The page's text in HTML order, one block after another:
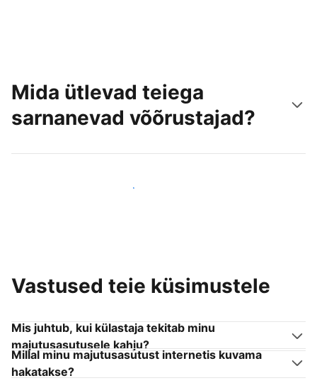
Mida ütlevad teiega
sarnanevad võõrustajad?
Liitu endaga sarnanevate võõrustajatega
Vastused teie küsimustele
Mis juhtub, kui külastaja tekitab minu
majutusasutusele kahju?
Millal minu majutusasutust internetis kuvama
hakatakse?